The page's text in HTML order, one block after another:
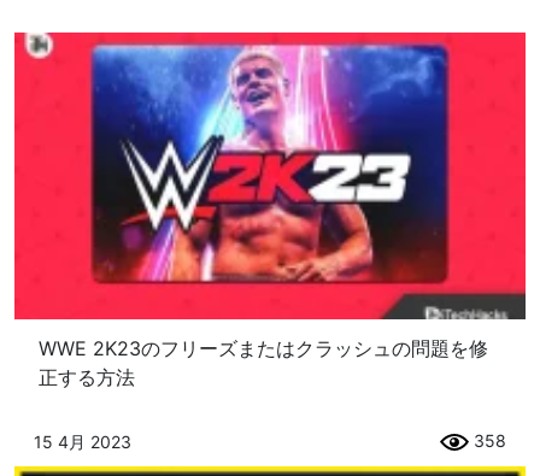
WWE 2K23のフリーズまたはクラッシュの問題を修
正する方法
15 4月 2023 358